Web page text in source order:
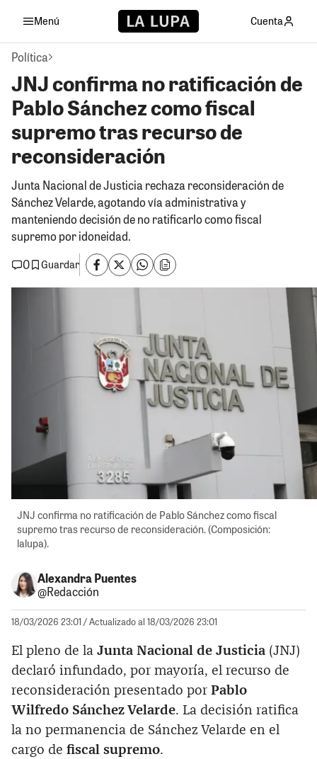
Menú Cuenta
Política
JNJ confirma no ratificación de
Pablo Sánchez como fiscal
supremo tras recurso de
reconsideración
Junta Nacional de Justicia rechaza reconsideración de
Sánchez Velarde, agotando vía administrativa y
manteniendo decisión de no ratificarlo como fiscal
supremo por idoneidad.
0
Guardar
JNJ confirma no ratificación de Pablo Sánchez como fiscal
supremo tras recurso de reconsideración. (Composición:
lalupa).
Alexandra Puentes
@Redacción
18/03/2026 23:01 / Actualizado al 18/03/2026 23:01
El pleno de la Junta Nacional de Justicia (JNJ)
declaró infundado, por mayoría, el recurso de
reconsideración presentado por Pablo
Wilfredo Sánchez Velarde. La decisión ratifica
la no permanencia de Sánchez Velarde en el
cargo de fiscal supremo.